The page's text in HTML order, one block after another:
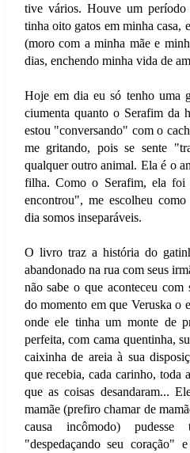
tive vários. Houve um
tinha oito gatos em minha casa,
(moro com a minha mãe e
dias, enchendo minha vida de
Hoje em dia eu só tenho uma
ciumenta quanto o Serafim da
estou "conversando" com o
me gritando, pois se sente
qualquer outro animal. Ela é o
filha. Como o Serafim, ela foi
encontrou", me escolheu
dia somos inseparáveis.
O livro traz a história do
abandonado na rua com seus
não sabe o que aconteceu com
do momento em que Veruska o
onde ele tinha um monte de
perfeita, com cama quentinha,
caixinha de areia à sua
que recebia, cada carinho, toda
que as coisas desandaram...
mamãe (prefiro chamar de
causa incômodo) pudesse
"despedaçando seu coração"